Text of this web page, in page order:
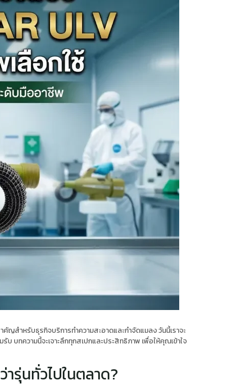
ญสำหรับธุรกิจบริการทำความสะอาดและกำจัดแมลง วันนี้เราจะ
บ บทความนี้จะเจาะลึกทุกสเปกและประสิทธิภาพ เพื่อให้คุณเข้าใจ
ารุ่นทั่วไปในตลาด?